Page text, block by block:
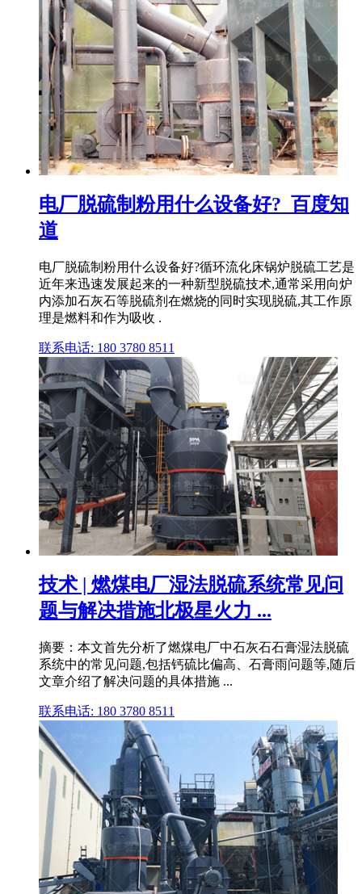
电厂脱硫制粉用什么设备好?_百度知
道
电厂脱硫制粉用什么设备好?循环流化床锅炉脱硫工艺是
近年来迅速发展起来的一种新型脱硫技术,通常采用向炉
内添加石灰石等脱硫剂在燃烧的同时实现脱硫,其工作原
理是燃料和作为吸收 .
联系电话: 180 3780 8511
技术 | 燃煤电厂湿法脱硫系统常见问
题与解决措施北极星火力 ...
摘要：本文首先分析了燃煤电厂中石灰石石膏湿法脱硫
系统中的常见问题,包括钙硫比偏高、石膏雨问题等,随后
文章介绍了解决问题的具体措施 ...
联系电话: 180 3780 8511